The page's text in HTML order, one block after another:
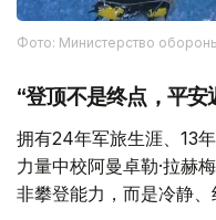
Фото: Министерство
“登顶不是终点，平安
拥有24年军旅生涯、13
力量中校阿曼卓勒·拉赫
非攀登能力，而是冷静、